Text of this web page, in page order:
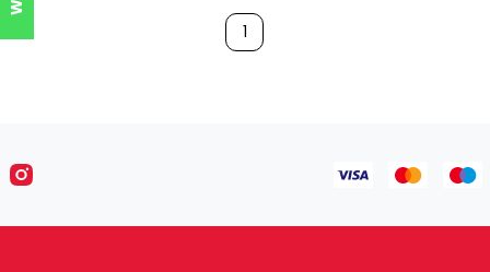
1